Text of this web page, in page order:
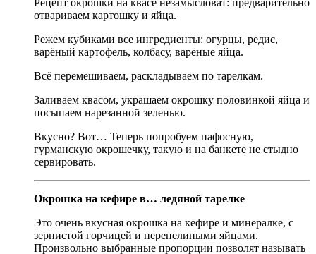
отвариваем картошку и яйца.
Режем кубиками все ингредиенты: огурцы, редис,
варёный картофель, колбасу, варёные яйца.
Всё перемешиваем, раскладываем по тарелкам.
Заливаем квасом, украшаем окрошку половинкой яйца и
посыпаем нарезанной зеленью.
Вкусно? Вот… Теперь попробуем пафосную,
гурманскую окрошечку, такую и на банкете не стыдно
сервировать.
Окрошка на кефире в… ледяной тарелке
Это очень вкусная окрошка на кефире и минералке, с
зернистой горчицей и перепелиными яйцами.
Произвольно выбранные пропорции позволят называть